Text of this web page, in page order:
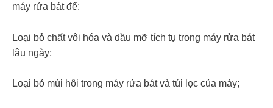
máy rửa bát để:
Loại bỏ chất vôi hóa và dầu mỡ tích tụ trong máy rửa bát
lâu ngày;
Loại bỏ mùi hôi trong máy rửa bát và túi lọc của máy;